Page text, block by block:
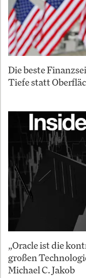
Die beste
Tiefe statt
„Oracle ist die
großen
Michael C. Jakob